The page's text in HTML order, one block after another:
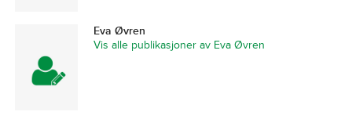
Eva Øvren
Vis alle publikasjoner av Eva Øvren